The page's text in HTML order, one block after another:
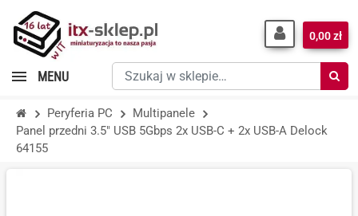
Szukaj
w
sklepie…
0,00 zł
MENU
Peryferia PC
Multipanele
Panel przedni 3.5" USB 5Gbps 2x USB-C + 2x USB-A Delock
64155